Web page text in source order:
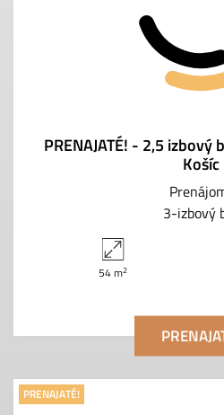
PRENAJATÉ! - 2,5
Košíc
3-izbový
54 m2
PRENAJATÉ!